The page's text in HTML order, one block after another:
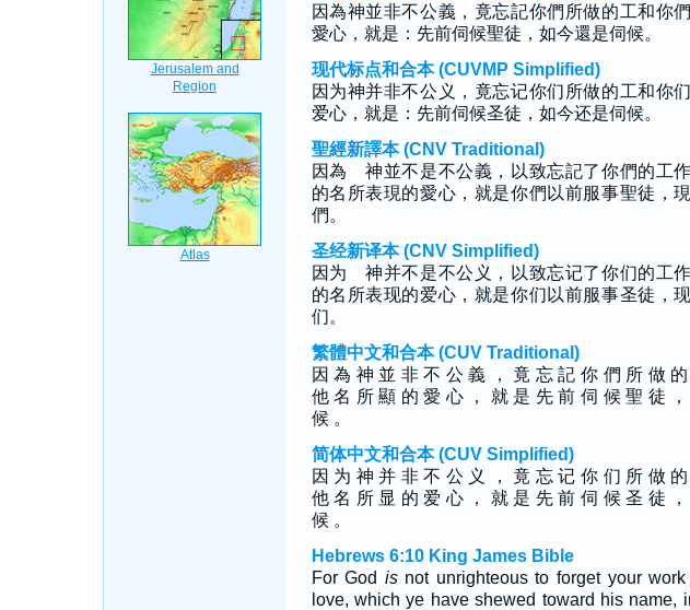
因為神並非不公義，竟忘記你們所做的工和你
愛心，就是：先前伺候聖徒，如今還是伺候。
现代标点和合本 (CUVMP Simplified)
因为神并非不公义，竟忘记你们所做的工和你
爱心，就是：先前伺候圣徒，如今还是伺候。
聖經新譯本 (CNV Traditional)
因為 神並不是不公義，以致忘記了你們的工
的名所表現的愛心，就是你們以前服事聖徒，
們。
圣经新译本 (CNV Simplified)
因为 神并不是不公义，以致忘记了你们的工
的名所表现的爱心，就是你们以前服事圣徒，
们。
繁體中文和合本 (CUV Traditional)
因 為 神 並 非 不 公 義 ， 竟 忘 記 你 們 所 做
他 名 所 顯 的 愛 心 ， 就 是 先 前 伺 候 聖 徒
候 。
简体中文和合本 (CUV Simplified)
因 为 神 并 非 不 公 义 ， 竟 忘 记 你 们 所 做
他 名 所 显 的 爱 心 ， 就 是 先 前 伺 候 圣 徒
候 。
Hebrews 6:10 King James Bible
For God isnot unrighteous to forget your
love, which ye have shewed toward his name,